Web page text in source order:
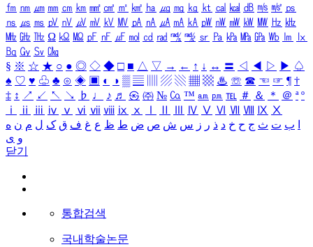
㎙ ㎚ ㎛ ㎜ ㎝ ㎞ ㎟ ㎠ ㎡ ㎢ ㏊ ㎍ ㎎ ㎏ ㏏ ㎈ ㎉ ㏈ ㎧ ㎨ ㎰
㎱ ㎲ ㎳ ㎴ ㎵ ㎶ ㎷ ㎸ ㎹ ㎀ ㎁ ㎂ ㎃ ㎄ ㎺ ㎻ ㎽ ㎾ ㎿ ㎐ ㎑
㎒ ㎓ ㎔ Ω ㏀ ㏁ ㎊ ㎋ ㎌ ㏖ ㏅ ㎭ ㎮ ㎯ ㏛ ㎩ ㎪ ㎫ ㎬ ㏝ ㏐
㏓
㏃ ㏉ ㏜ ㏆
§ ※ ☆ ★ ○ ● ◎ ◇ ◆ □ ■ △ ▽ → ← ↑ ↓ ↔ 〓 ◁ ◀ ▷ ▶ ♤
♠ ♡ ♥ ♧ ♣ ⊙ ◈ ▣ ◐ ◑ ▒ ▤ ▨ ▧ ▦ ▩ ♨ ☏ ☎ ☜ ☞ ¶ †
‡ ↕ ↗ ↙ ↖ ↘ ♭ ♩ ♪ ♬ ㉿ ㈜ № ㏇ ™ ㏂ ㏘ ℡ ＃ ＆ ＊ ＠ ª º
ⅰ
ⅱ ⅲ ⅳ ⅴ ⅵ ⅶ ⅷ ⅸ ⅹ Ⅳ Ⅴ Ⅵ Ⅶ Ⅷ Ⅸ Ⅹ
ب ت ث ج ح خ د ذ ر ز س ش ص ض ط ظ ع غ ف ق ک ل م ن ه
و ی
닫기
통합검색
국내학술논문